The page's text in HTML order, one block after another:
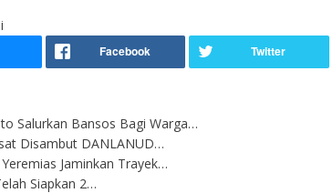
Salurkan Bansos Bagi Warga…
Disambut DANLANUD…
Jaminkan Trayek…
Siapkan 2…